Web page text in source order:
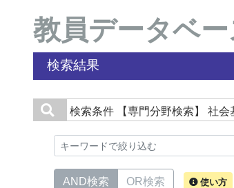
教員データベー
検索結果
検索条件 【専門分野検索】 社
AND検索 OR検索 使い方